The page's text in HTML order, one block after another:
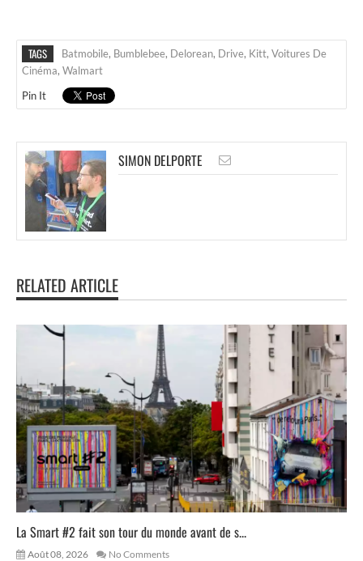
TAGS Batmobile, Bumblebee, Delorean, Drive, Kitt, Voitures De
Cinéma, Walmart
Pin It
SIMON DELPORTE
RELATED ARTICLE
La Smart #2 fait son tour du monde avant de s...
Août 08, 2026 No Comments